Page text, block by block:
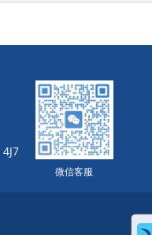
微信客服